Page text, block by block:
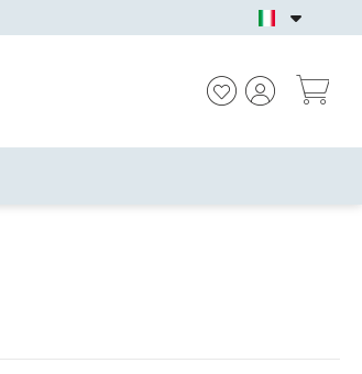
NEGOZIO UFFICIALE